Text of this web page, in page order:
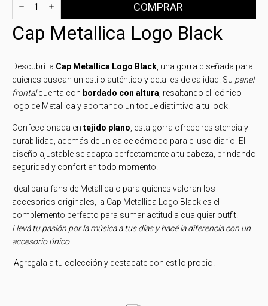
Cap Metallica Logo Black
Descubrí la Cap Metallica Logo Black , una gorra diseñada para
quienes buscan un estilo auténtico y detalles de calidad. Su panel
frontalcuenta con bordado con altura , resaltando el icónico
logo de Metallica y aportando un toque distintivo a tu look.
Confeccionada en tejido plano , esta gorra ofrece resistencia y
durabilidad, además de un calce cómodo para el uso diario. El
diseño ajustable se adapta perfectamente a tu cabeza, brindando
seguridad y confort en todo momento.
Ideal para fans de Metallica o para quienes valoran los
accesorios originales, la Cap Metallica Logo Black es el
complemento perfecto para sumar actitud a cualquier outfit.
Llevá tu pasión por la música a tus días y hacé la diferencia con un
accesorio único.
¡Agregala a tu colección y destacate con estilo propio!